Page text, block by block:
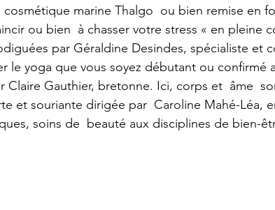
cosmétique marine Thalgo  ou bien remise en
ou bien  à chasser votre stress « en pleine
par Géraldine Desindes, spécialiste et
le yoga que vous soyez débutant ou confirmé
Claire Gauthier, bretonne. Ici, corps et  âme
et souriante dirigée par  Caroline Mahé-Léa,
soins de  beauté aux disciplines de bien-